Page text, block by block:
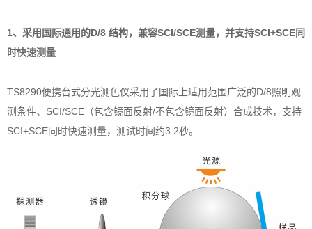
1、采用国际通用的D/8 结构，兼容SCI/SCE测量，并支持SCI+SCE同
时快速测量
TS8290便携台式分光测色仪采用了国际上适用范围广泛的D/8照明观
测条件、SCI/SCE（包含镜面反射/不包含镜面反射）合成技术，支持
SCI+SCE同时快速测量，测试时间约3.2秒。